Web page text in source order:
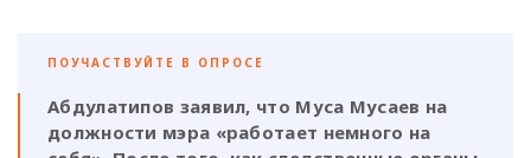
ПОУЧАСТВУЙТЕ В ОПРОСЕ
Абдулатипов заявил, что Муса Мусаев на
должности мэра «работает немного на